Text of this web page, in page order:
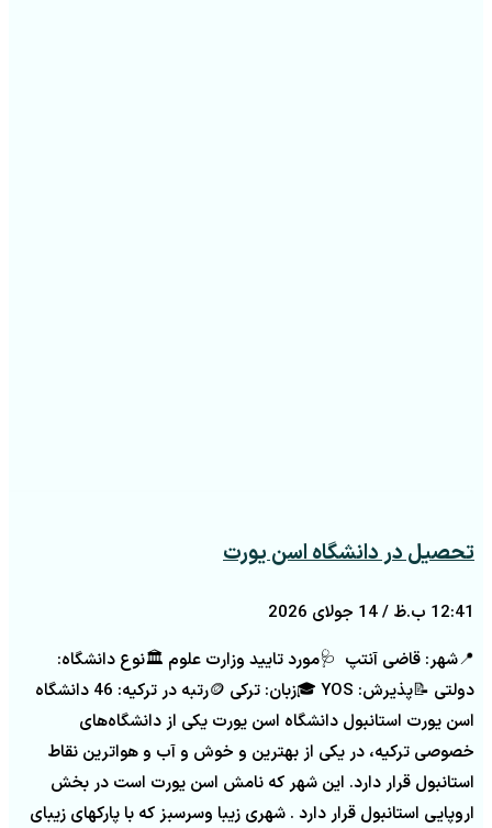
تحصیل در دانشگاه اسن یورت
12:41 ب.ظ
📍شهر: قاضی آنتپ 🩺مورد تایید وزارت علوم 🏛️نوع دانشگاه:
دولتی 📝پذیرش: YOS 🎓زبان: ترکی 🪙رتبه در ترکیه: 46 دانشگاه
اسن یورت استانبول دانشگاه اسن یورت یکی از دانشگاه‌های
خصوصی ترکیه، در یکی از بهترین و خوش و آب و هواترین نقاط
استانبول قرار دارد. این شهر که نامش اسن یورت است در بخش
اروپایی استانبول قرار دارد . شهری زیبا وسرسبز که با پارکهای زیبای